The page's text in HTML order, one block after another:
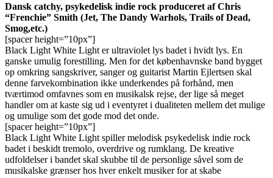
Dansk catchy, psykedelisk indie rock produceret af Chris
“Frenchie” Smith (Jet, The Dandy Warhols, Trails of Dead,
Smog,etc.)
[spacer height=”10px”]
Black Light White Light er ultraviolet lys badet i hvidt lys. En
ganske umulig forestilling. Men for det københavnske band bygget
op omkring sangskriver, sanger og guitarist Martin Ejlertsen skal
denne farvekombination ikke underkendes på forhånd, men
tværtimod omfavnes som en musikalsk rejse, der lige så meget
handler om at kaste sig ud i eventyret i dualiteten mellem det mulige
og umulige som det gode mod det onde.
[spacer height=”10px”]
Black Light White Light spiller melodisk psykedelisk indie rock
badet i beskidt tremolo, overdrive og rumklang. De kreative
udfoldelser i bandet skal skubbe til de personlige såvel som de
musikalske grænser hos hver enkelt musiker for at skabe